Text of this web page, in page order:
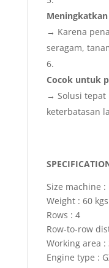
→ Karena
seragam,
Cocok untuk
→ Solusi tepat
keterbatasan
Size machine :
Weight : 60 kgs
Rows : 4
Row-to-row
Working area :
Engine type :